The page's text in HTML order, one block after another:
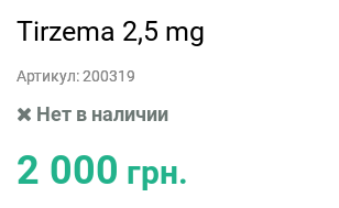
Tirzema 2,5 mg
Артикул:200319
Нет в наличии
2 000 грн.